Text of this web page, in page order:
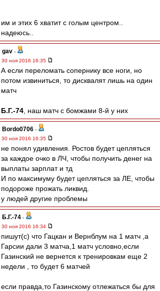
им и этих 6 хватит с голым центром..
надеюсь..
gav -
30 ноя 2016 16:35
А если переломать сопернику все ноги, но
потом извиниться, то дисквалят лишь на один
матч
Б.Г.-74 , наш матч с бомжами 8-й у них
Bordo0706 -
30 ноя 2016 16:35
не понял удивления. Ростов будет цепляться
за каждое очко в ЛЧ, чтобы получить денег на
выплаты зарплат и тд
И по максимуму будет цепляться за ЛЕ, чтобы
подороже прожать ликвид.
у людей другие проблемы
Б.Г.-74 -
30 ноя 2016 16:34
пишут(с) что Гацкан и Вернблум на 1 матч ,а
Гарсии дали 3 матча,1 матч условно,если
Газинский не вернется к тренировкам еще 2
недели , то будет 6 матчей
если правда,то Газинскому отлежаться бы для